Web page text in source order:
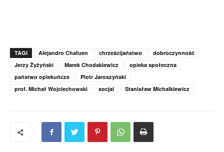
TAGI Alejandro Chafuen chrześcijaństwo
dobroczynność
Jerzy Żyżyński
Marek Chodakiewicz
opieka społeczna
państwo opiekuńcze
Piotr Jaroszyński
prof. Michał Wojciechowski
socjal Stanisław Michalkiewicz